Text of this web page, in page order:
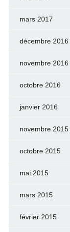
mars 2017
décembre 2016
novembre 2016
octobre 2016
janvier 2016
novembre 2015
octobre 2015
mai 2015
mars 2015
février 2015